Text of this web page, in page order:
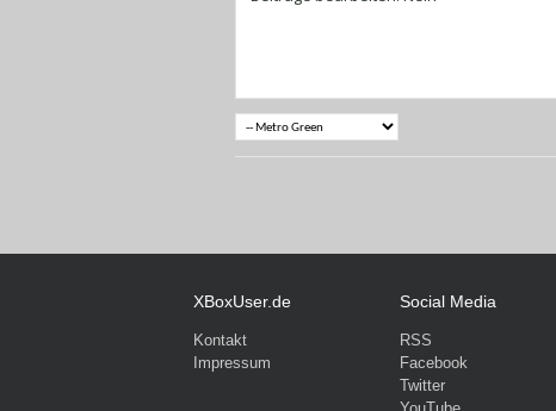
XBoxUser.de
Kontakt
Impressum
Social Media
RSS
Facebook
Twitter